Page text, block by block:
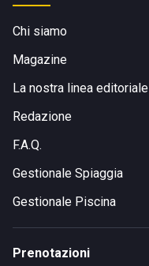
Chi siamo
Magazine
La nostra linea editoriale
Redazione
F.A.Q.
Gestionale Spiaggia
Gestionale Piscina
Prenotazioni